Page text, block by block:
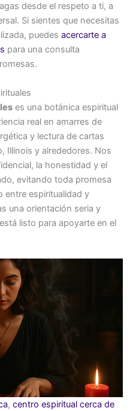
desde el respeto a ti, a
Si sientes que necesitas
puedesacercarte a
para una consulta
es una botánica espiritual
real en amarres de
y lectura de cartas
Illinois y alrededores. Nos
la honestidad y el
evitando toda promesa
entre espiritualidad y
una orientación seria y
listo para apoyarte en el
,centro espiritual cerca de